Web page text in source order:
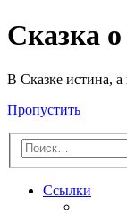
Сказка
В Сказке истина, а
Пропустить
Ссылки